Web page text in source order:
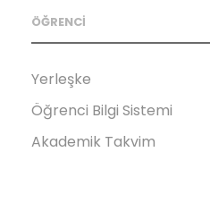
ÖĞRENCİ
Yerleşke
Öğrenci Bilgi Sistemi
Akademik Takvim